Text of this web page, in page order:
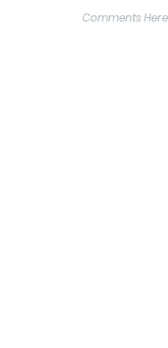
Comments Here